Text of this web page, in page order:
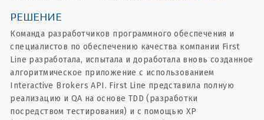
РЕШЕНИЕ
Команда разработчиков программного обеспечения и
специалистов по обеспечению качества компании First
Line разработала, испытала и доработала вновь созданное
алгоритмическое приложение с использованием
Interactive Brokers API. First Line представила полную
реализацию и QA на основе TDD (разработки
посредством тестирования) и с помощью XP